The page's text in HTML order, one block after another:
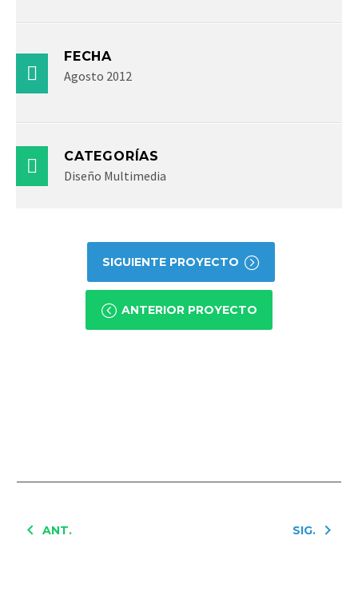
FECHA
Agosto 2012
CATEGORÍAS
Diseño Multimedia
SIGUIENTE PROYECTO
ANTERIOR PROYECTO
ANT. SIG.